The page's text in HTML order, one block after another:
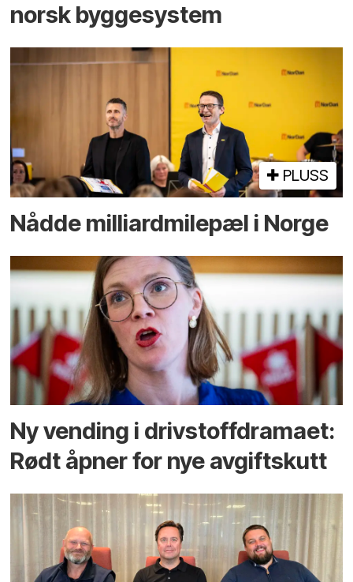
norsk bygge­system
PLUSS
Nådde milliard­­milepæl i Norge
Ny vending i drivstoffdramaet:
Rødt åpner for nye avgiftskutt